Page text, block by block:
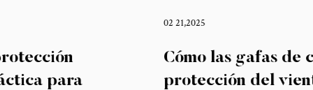
Cómo las gafas de ciclismo para la
protección del viento pueden mejorar